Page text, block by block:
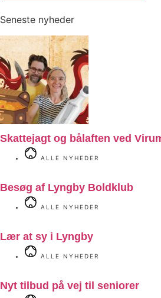
Seneste nyheder
Skattejagt og bålaften ved
ALLE NYHEDER
Besøg af Lyngby Boldklub
ALLE NYHEDER
Lær at sy i Lyngby
ALLE NYHEDER
Nyt tilbud på vej til seniorer